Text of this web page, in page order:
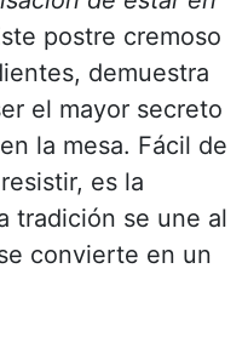
postre cremoso
demuestra
el mayor secreto
la mesa. Fácil de
es la
tradición se une al
convierte en un